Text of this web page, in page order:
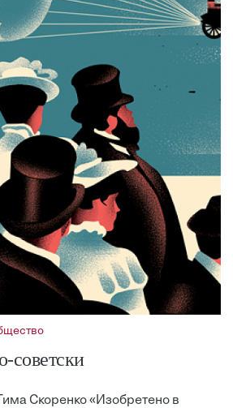
советски
Скоренко «Изобретено в